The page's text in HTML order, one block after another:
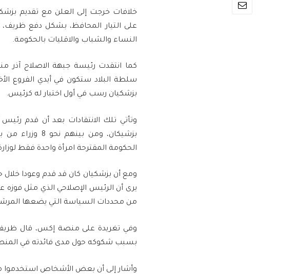
خلافات خرجت إلى العلن مع تقديم
على التيار المحافظ، بشكل دفع
النساء والشباب والاقليات بالحكومة.
سلطة البلاد ستكون في أيدي الفروع
بزشكيان رسب في أول اختبار له كرئيس.
وتأتي تلك الانتقادات بعد أن قدم رئيس
الحكومة المقترحة امرأة واحدة فقط
ومع أن بزشكيان كان قد قدم وعودا خلال
يرى أن الرئيس الإصلاحي الذي مثل فوزه
من محددات السياسة التي يضعها المرشد
وفي تغريدة على منصة إكس، قال
بسبب شكوكه حول مدى فائدته في
وأشار إلى أن بعض الأشخاص استخدموا